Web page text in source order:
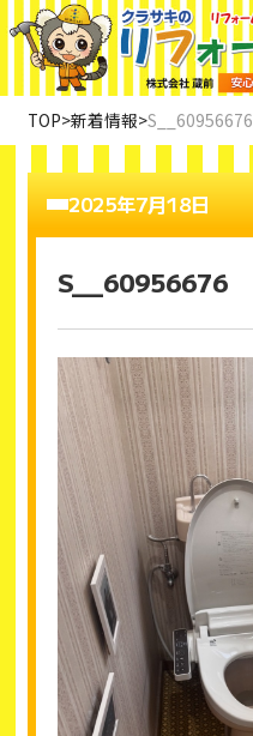
TOP>新着情報>S__60956676
2025年7月18日
S__60956676